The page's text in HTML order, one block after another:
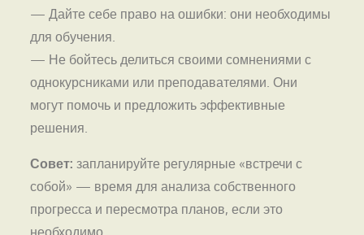
— Дайте себе право на ошибки: они необходимы
для обучения.
— Не бойтесь делиться своими сомнениями с
однокурсниками или преподавателями. Они
могут помочь и предложить эффективные
решения.
Совет: запланируйте регулярные «встречи с
собой» — время для анализа собственного
прогресса и пересмотра планов, если это
необходимо.